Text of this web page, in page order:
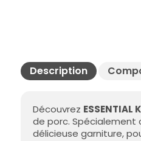
Description
Découvrez ESSENTIAL
de porc.
délicieuse garniture,